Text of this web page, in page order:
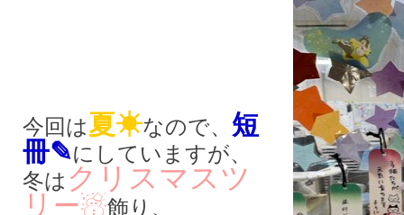
今回は夏☀なので、 短
冊✎にしていますが、
冬は クリスマスツ
リ ー☃飾り、